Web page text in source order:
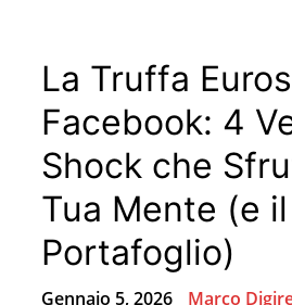
Ecco
Cosa
Devi
Sapere
La Truffa
Facebook: 4
Shock che
Tua Mente (e
Portafoglio)
Gennaio 5, 2026 Marco